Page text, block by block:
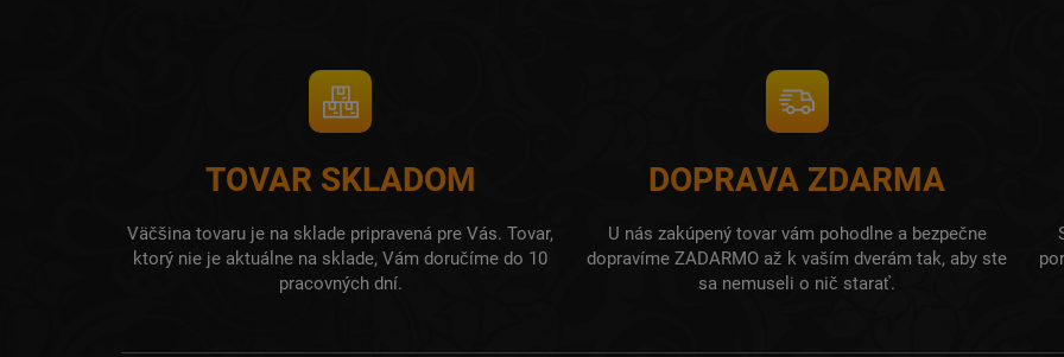
TOVAR SKLADOM
Väčšina tovaru je na sklade pripravená pre Vás. Tovar,
ktorý nie je aktuálne na sklade, Vám doručíme do 10
pracovných dní.
DOPRAVA ZDARMA
U nás zakúpený tovar vám pohodlne a bezpečne
dopravíme ZADARMO až k vaším dverám tak, aby ste
sa nemuseli o nič starať.